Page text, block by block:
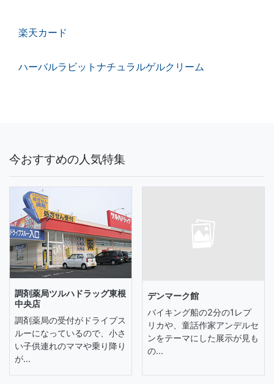
楽天カード
ハーバルラビットナチュラルゲルクリーム
今おすすめの人気特集
調剤薬局ツルハドラッグ東根
中央店
調剤薬局の受付がドライブス
ルーになっているので、小さ
い子供連れのママや乗り降り
が...
デンマーク館
バイキング船の2分の1レプ
リカや、童話作家アンデルセ
ンをテーマにした展示が見も
の...